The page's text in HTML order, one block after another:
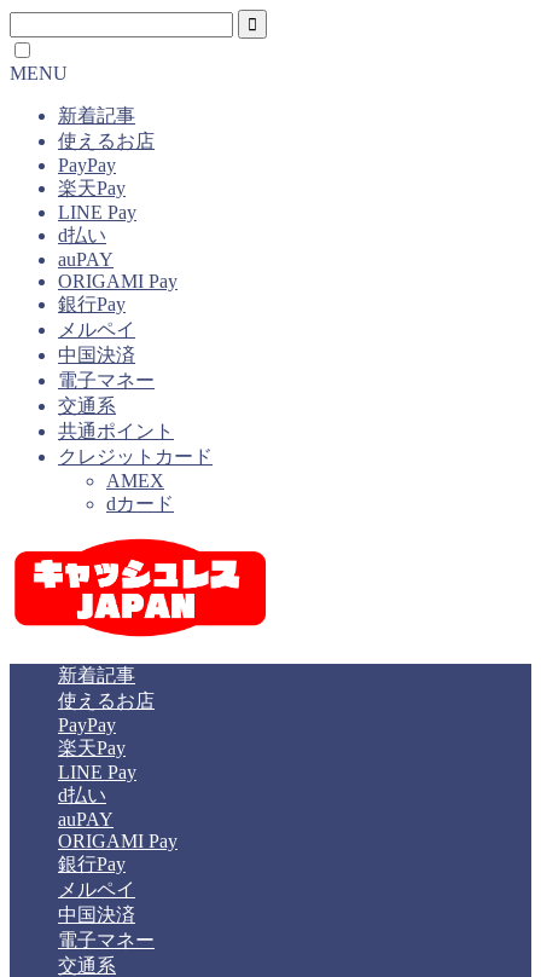
MENU
新着記事
使えるお店
PayPay
楽天Pay
LINE Pay
d払い
auPAY
ORIGAMI Pay
銀行Pay
メルペイ
中国決済
電子マネー
交通系
共通ポイント
クレジットカード
AMEX
dカード
新着記事
使えるお店
PayPay
楽天Pay
LINE Pay
d払い
auPAY
ORIGAMI Pay
銀行Pay
メルペイ
中国決済
電子マネー
交通系